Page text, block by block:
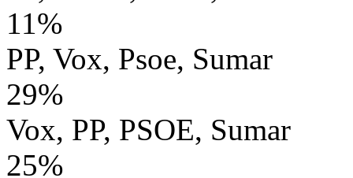
11%
PP, Vox, Psoe, Sumar
29%
Vox, PP, PSOE, Sumar
25%